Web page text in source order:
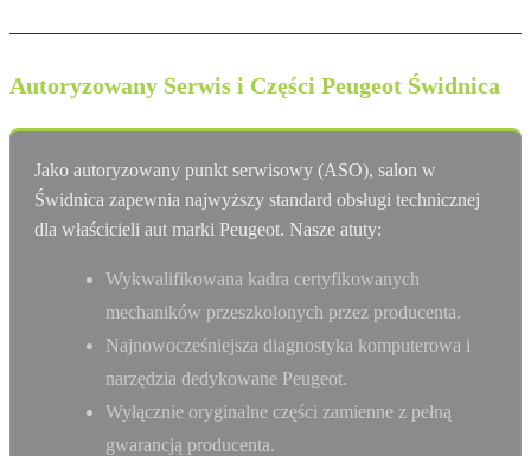
Autoryzowany Serwis i Części Peugeot Świdnica
Jako autoryzowany punkt serwisowy (ASO), salon w
Świdnica zapewnia najwyższy standard obsługi technicznej
dla właścicieli aut marki Peugeot. Nasze atuty:
Wykwalifikowana kadra certyfikowanych
mechaników przeszkolonych przez producenta.
Najnowocześniejsza diagnostyka komputerowa i
narzędzia dedykowane Peugeot.
Wyłącznie oryginalne części zamienne z pełną
gwarancją producenta.